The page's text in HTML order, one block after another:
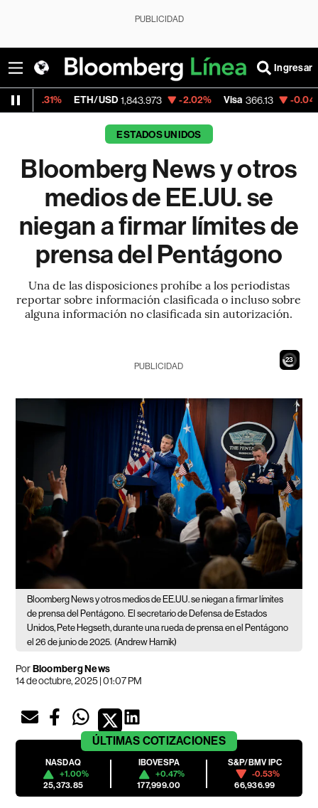
PUBLICIDAD
Ingresar
ETH/USD 1,843.973 -2.02% Visa 366.13 -0.04%
ESTADOS UNIDOS
Bloomberg News y otros
medios de EE.UU. se
niegan a firmar límites de
prensa del Pentágono
Una de las disposiciones prohíbe a los periodistas
reportar sobre información clasificada o incluso sobre
alguna información no clasificada sin autorización.
21
PUBLICIDAD
Bloomberg News y otros medios de EE.UU. se niegan a firmar límites
de prensa del Pentágono. El secretario de Defensa de Estados
Unidos, Pete Hegseth, durante una rueda de prensa en el Pentágono
el 26 de junio de 2025. (Andrew Harnik)
PorBloomberg News
14 de octubre, 2025 | 01:07 PM
ÚLTIMAS COTIZACIONES
NASDAQ
+1.00%
25,373.85
IBOVESPA
+0.47%
177,999.00
S&P/BMV IPC
-0.53%
66,936.99